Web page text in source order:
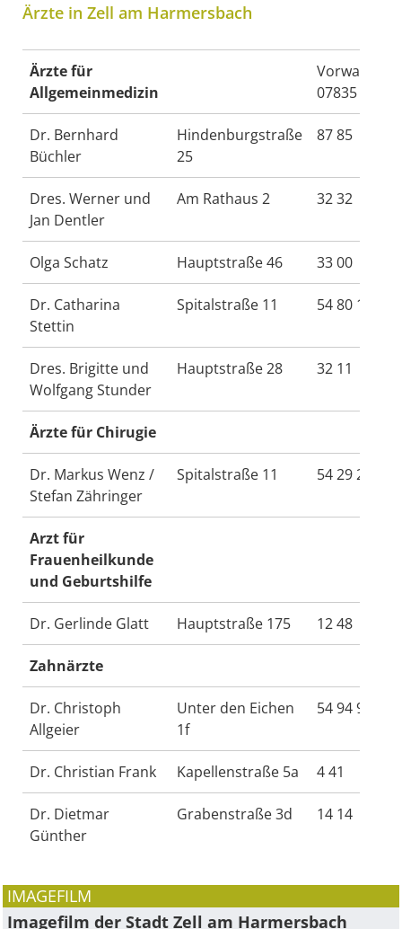
Ärzte in Zell am Harmersbach
Ärzte für
Allgemeinmedizin
Vorwahl
07835
Dr. Bernhard
Büchler
Hindenburgstraße
25
87 85
Dres. Werner und
Jan Dentler
Am Rathaus 2 32 32
Olga Schatz Hauptstraße 46 33 00
Dr. Catharina
Stettin
Spitalstraße 11 54 80 10
Dres. Brigitte und
Wolfgang Stunder
Hauptstraße 28 32 11
Ärzte für Chirugie
Dr. Markus Wenz /
Stefan Zähringer
Spitalstraße 11 54 29 2
Arzt für
Frauenheilkunde
und Geburtshilfe
Dr. Gerlinde Glatt Hauptstraße 175 12 48
Zahnärzte
Dr. Christoph
Allgeier
Unter den Eichen
1f
54 94 94
Dr. Christian Frank Kapellenstraße 5a 4 41
Dr. Dietmar
Günther
Grabenstraße 3d 14 14
IMAGEFILM
Imagefilm der Stadt Zell am Harmersbach